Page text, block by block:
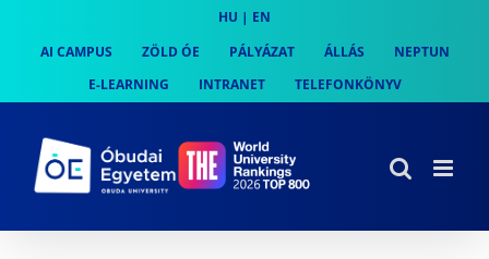
content
HU | EN
AI CAMPUS
ZÖLD ÓE PÁLYÁZAT ÁLLÁS
NEPTUN
E-LEARNING
INTRANET TELEFONKÖNYV